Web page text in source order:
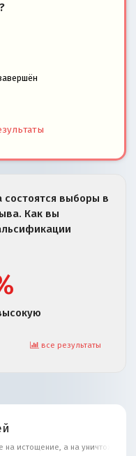
состоятся выборы в
Как вы
все результаты
на истощение, а на уничтожение